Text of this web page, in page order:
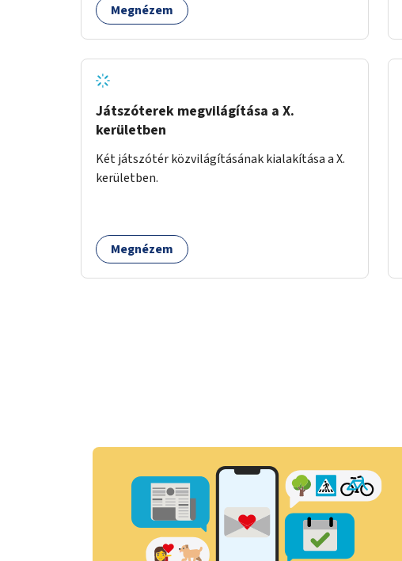
Megnézem
Játszóterek megvilágítása a X.
kerületben
Két játszótér közvilágításának kialakítása a X.
kerületben.
Megnézem